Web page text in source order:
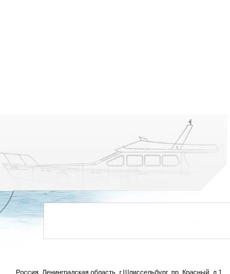
Россия, Ленинградская область, г.Шлиссельбург, пр. Красный, д.1